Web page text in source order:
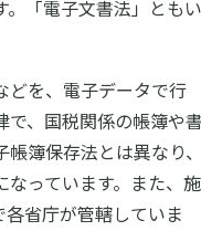
。「電子文書法」ともい
どを、電子データで行
で、国税関係の帳簿や
帳簿保存法とは異なり
っています。また、施
省庁が管轄していま